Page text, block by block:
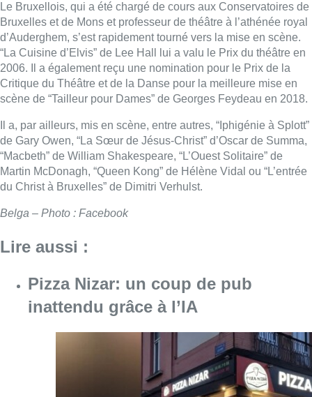
Le Bruxellois, qui a été chargé de cours aux Conservatoires de
Bruxelles et de Mons et professeur de théâtre à l’athénée royal
d’Auderghem, s’est rapidement tourné vers la mise en scène.
“La Cuisine d’Elvis” de Lee Hall lui a valu le Prix du théâtre en
2006. Il a également reçu une nomination pour le Prix de la
Critique du Théâtre et de la Danse pour la meilleure mise en
scène de “Tailleur pour Dames” de Georges Feydeau en 2018.
Il a, par ailleurs, mis en scène, entre autres, “Iphigénie à Splott”
de Gary Owen, “La Sœur de Jésus-Christ” d’Oscar de Summa,
“Macbeth” de William Shakespeare, “L’Ouest Solitaire” de
Martin McDonagh, “Queen Kong” de Hélène Vidal ou “L’entrée
du Christ à Bruxelles” de Dimitri Verhulst.
Belga – Photo : Facebook
Lire aussi :
Pizza Nizar: un coup de pub
inattendu grâce à l’IA